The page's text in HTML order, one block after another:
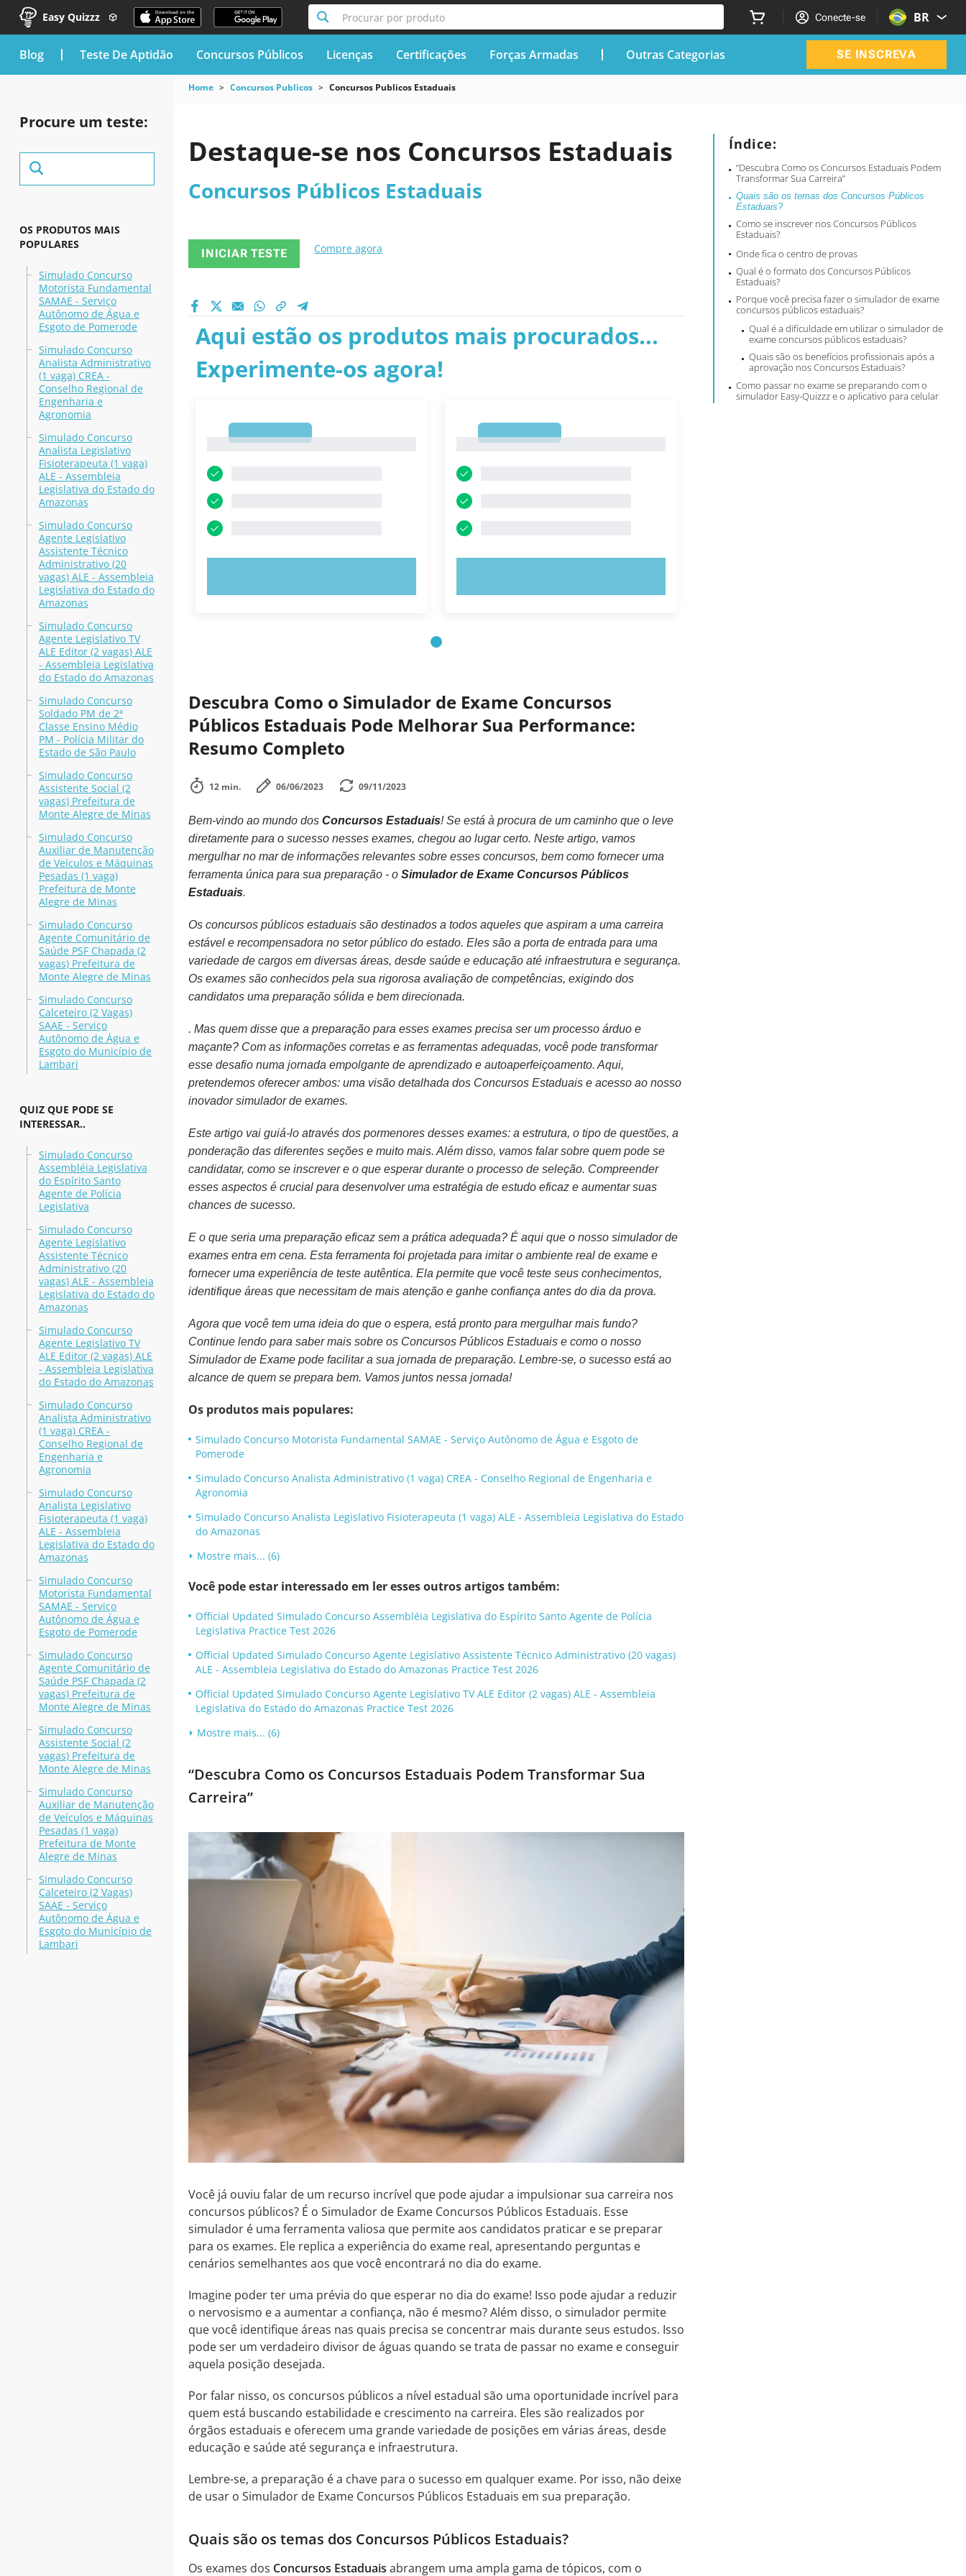
Easy Quizzz Procurar por produto Conecte-se BR
blog Teste De Aptidão Concursos Públicos Licenças Certificações Forças Armadas Outras Categorias SE INSCREVA
Procure um teste:
OS PRODUTOS MAIS
POPULARES
Simulado Concurso
Motorista Fundamental
SAMAE - Serviço
Autônomo de Água e
Esgoto de Pomerode
Simulado Concurso
Analista Administrativo
(1 vaga) CREA -
Conselho Regional de
Engenharia e
Agronomia
Simulado Concurso
Analista Legislativo
Fisioterapeuta (1 vaga)
ALE - Assembleia
Legislativa do Estado do
Amazonas
Simulado Concurso
Agente Legislativo
Assistente Técnico
Administrativo (20
vagas) ALE - Assembleia
Legislativa do Estado do
Amazonas
Simulado Concurso
Agente Legislativo TV
ALE Editor (2 vagas) ALE
- Assembleia Legislativa
do Estado do Amazonas
Simulado Concurso
Soldado PM de 2ª
Classe Ensino Médio
PM - Polícia Militar do
Estado de São Paulo
Simulado Concurso
Assistente Social (2
vagas) Prefeitura de
Monte Alegre de Minas
Simulado Concurso
Auxiliar de Manutenção
de Veículos e Máquinas
Pesadas (1 vaga)
Prefeitura de Monte
Alegre de Minas
Simulado Concurso
Agente Comunitário de
Saúde PSF Chapada (2
vagas) Prefeitura de
Monte Alegre de Minas
Simulado Concurso
Calceteiro (2 Vagas)
SAAE - Serviço
Autônomo de Água e
Esgoto do Município de
Lambari
QUIZ QUE PODE SE
INTERESSAR..
Simulado Concurso
Assembléia Legislativa
do Espírito Santo
Agente de Polícia
Legislativa
Simulado Concurso
Agente Legislativo
Assistente Técnico
Administrativo (20
vagas) ALE - Assembleia
Legislativa do Estado do
Amazonas
Simulado Concurso
Agente Legislativo TV
ALE Editor (2 vagas) ALE
- Assembleia Legislativa
do Estado do Amazonas
Simulado Concurso
Analista Administrativo
(1 vaga) CREA -
Conselho Regional de
Engenharia e
Agronomia
Simulado Concurso
Analista Legislativo
Fisioterapeuta (1 vaga)
ALE - Assembleia
Legislativa do Estado do
Amazonas
Simulado Concurso
Motorista Fundamental
SAMAE - Serviço
Autônomo de Água e
Esgoto de Pomerode
Simulado Concurso
Agente Comunitário de
Saúde PSF Chapada (2
vagas) Prefeitura de
Monte Alegre de Minas
Simulado Concurso
Assistente Social (2
vagas) Prefeitura de
Monte Alegre de Minas
Simulado Concurso
Auxiliar de Manutenção
de Veículos e Máquinas
Pesadas (1 vaga)
Prefeitura de Monte
Alegre de Minas
Simulado Concurso
Calceteiro (2 Vagas)
SAAE - Serviço
Autônomo de Água e
Esgoto do Município de
Lambari
Home Concursos Publicos Concursos Publicos Estaduais
Índice:
“Descubra Como os Concursos Estaduais Podem
Transformar Sua Carreira”
Quais são os temas dos Concursos Públicos
Estaduais?
Como se inscrever nos Concursos Públicos
Estaduais?
Onde fica o centro de provas
Qual é o formato dos Concursos Públicos
Estaduais?
Porque você precisa fazer o simulador de exame
concursos públicos estaduais?
Qual é a dificuldade em utilizar osimulador de
exame concursos públicos estaduais?
Quais são os benefícios profissionais após a
aprovação nos Concursos Estaduais?
Como passar no exame se preparando com o
simulador Easy-Quizzz e o aplicativo para celular
Destaque-se nos Concursos Estaduais
Concursos Públicos Estaduais
INICIAR TESTE Compre agora
Aqui estão os produtos mais procurados...
Experimente-os agora!
Descubra Como o Simulador de Exame Concursos
Públicos Estaduais Pode Melhorar Sua Performance:
Resumo Completo
12 min. 06/06/2023 09/11/2023
Bem-vindo ao mundo dos Concursos Estaduais! Se está à procura de um caminho que o leve
diretamente para o sucesso nesses exames, chegou ao lugar certo. Neste artigo, vamos
mergulhar no mar de informações relevantes sobre esses concursos, bem como fornecer uma
ferramenta única para sua preparação - o Simulador de Exame Concursos Públicos
Estaduais.
Os concursos públicos estaduais são destinados a todos aqueles que aspiram a uma carreira
estável e recompensadora no setor público do estado. Eles são a porta de entrada para uma
variedade de cargos em diversas áreas, desde saúde e educação até infraestrutura e segurança.
Os exames são conhecidos pela sua rigorosa avaliação de competências, exigindo dos
candidatos uma preparação sólida e bem direcionada.
. Mas quem disse que a preparação para esses exames precisa ser um processo árduo e
maçante? Com as informações corretas e as ferramentas adequadas, você pode transformar
esse desafio numa jornada empolgante de aprendizado e autoaperfeiçoamento. Aqui,
pretendemos oferecer ambos: uma visão detalhada dos Concursos Estaduais e acesso ao nosso
inovador simulador de exames.
Este artigo vai guiá-lo através dos pormenores desses exames: a estrutura, o tipo de questões, a
ponderação das diferentes seções e muito mais. Além disso, vamos falar sobre quem pode se
candidatar, como se inscrever e o que esperar durante o processo de seleção. Compreender
esses aspectos é crucial para desenvolver uma estratégia de estudo eficaz e aumentar suas
chances de sucesso.
E o que seria uma preparação eficaz sem a prática adequada? É aqui que o nosso simulador de
exames entra em cena. Esta ferramenta foi projetada para imitar o ambiente real de exame e
fornecer uma experiência de teste autêntica. Ela permite que você teste seus conhecimentos,
identifique áreas que necessitam de mais atenção e ganhe confiança antes do dia da prova.
Agora que você tem uma ideia do que o espera, está pronto para mergulhar mais fundo?
Continue lendo para saber mais sobre os Concursos Públicos Estaduais e como o nosso
Simulador de Exame pode facilitar a sua jornada de preparação. Lembre-se, o sucesso está ao
alcance de quem se prepara bem. Vamos juntos nessa jornada!
Os produtos mais populares:
Simulado Concurso Motorista Fundamental SAMAE - Serviço Autônomo de Água e Esgoto de
Pomerode
Simulado Concurso Analista Administrativo (1 vaga) CREA - Conselho Regional de Engenharia e
Agronomia
Simulado Concurso Analista Legislativo Fisioterapeuta (1 vaga) ALE - Assembleia Legislativa do Estado
do Amazonas
Mostre mais... (6)
Você pode estar interessado em ler esses outros artigos também:
Official Updated Simulado Concurso Assembléia Legislativa do Espírito Santo Agente de Polícia
Legislativa Practice Test 2026
Official Updated Simulado Concurso Agente Legislativo Assistente Técnico Administrativo (20 vagas)
ALE - Assembleia Legislativa do Estado do Amazonas Practice Test 2026
Official Updated Simulado Concurso Agente Legislativo TV ALE Editor (2 vagas) ALE - Assembleia
Legislativa do Estado do Amazonas Practice Test 2026
Mostre mais... (6)
“Descubra Como os Concursos Estaduais Podem Transformar Sua
Carreira”
Você já ouviu falar de um recurso incrível que pode ajudar a impulsionar sua carreira nos
concursos públicos? É o Simulador de Exame Concursos Públicos Estaduais. Esse
simulador é uma ferramenta valiosa que permite aos candidatos praticar e se preparar
para os exames. Ele replica a experiência do exame real, apresentando perguntas e
cenários semelhantes aos que você encontrará no dia do exame.
Imagine poder ter uma prévia do que esperar no dia do exame! Isso pode ajudar a reduzir
o nervosismo e a aumentar a confiança, não é mesmo? Além disso, o simulador permite
que você identifique áreas nas quais precisa se concentrar mais durante seus estudos. Isso
pode ser um verdadeiro divisor de águas quando se trata de passar no exame e conseguir
aquela posição desejada.
Por falar nisso, os concursos públicos a nível estadual são uma oportunidade incrível para
quem está buscando estabilidade e crescimento na carreira. Eles são realizados por
órgãos estaduais e oferecem uma grande variedade de posições em várias áreas, desde
educação e saúde até segurança e infraestrutura.
Lembre-se, a preparação é a chave para o sucesso em qualquer exame. Por isso, não deixe
de usar o Simulador de Exame Concursos Públicos Estaduais em sua preparação.
Quais são os temas dos Concursos Públicos Estaduais?
Os exames dos Concursos Estaduais abrangem uma ampla gama de tópicos, com o